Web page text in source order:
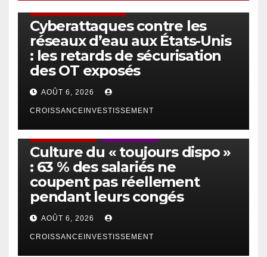
Cyberattaques contre les
réseaux d’eau aux États-Unis
: les retards de sécurisation
des OT exposés
AOÛT 6, 2026
CROISSANCEINVESTISSEMENT
Culture du « toujours dispo »
: 63 % des salariés ne
coupent pas réellement
pendant leurs congés
AOÛT 6, 2026
CROISSANCEINVESTISSEMENT